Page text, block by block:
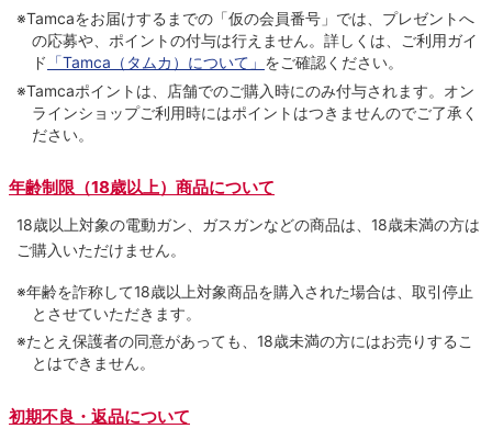
※Tamcaをお届けするまでの「仮の会員番号」では、プレゼントへ
の応募や、ポイントの付与は⾏えません。詳しくは、ご利⽤ガイ
ド 「Tamca（タムカ）について」 をご確認ください。
※Tamcaポイントは、店舗でのご購⼊時にのみ付与されます。オン
ラインショップご利用時にはポイントはつきませんのでご了承く
ださい。
年齢制限（18歳以上）商品について
18歳以上対象の電動ガン、ガスガンなどの商品は、18歳未満の方は
ご購入いただけません。
※年齢を詐称して18歳以上対象商品を購入された場合は、取引停止
とさせていただきます。
※たとえ保護者の同意があっても、18歳未満の方にはお売りするこ
とはできません。
初期不良・返品について